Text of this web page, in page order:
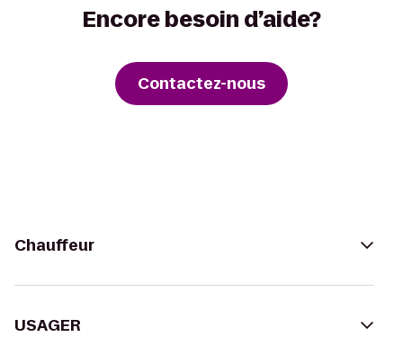
Encore besoin d’aide?
Contactez-nous
Chauffeur
USAGER